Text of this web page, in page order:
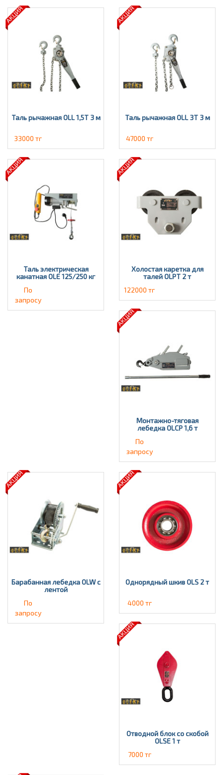
Таль рычажная OLL 1,5Т 3 м
33000 тг
Таль рычажная OLL 3T 3 м
47000 тг
Таль электрическая
канатная OLE 125/250 кг
По
запросу
Холостая каретка для
талей OLPT 2 т
122000 тг
Монтажно-тяговая
лебедка OLCP 1,6 т
По
запросу
Барабанная лебедка OLW с
лентой
По
запросу
Однорядный шкив OLS 2 т
4000 тг
Отводной блок со скобой
OLSE 1 т
7000 тг